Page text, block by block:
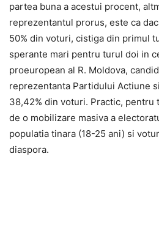
partea buna a acestui procent,
reprezentantul prorus, este ca
50% din voturi, cistiga din primul
sperante mari pentru turul doi in
proeuropean al R. Moldova,
reprezentanta Partidului Actiune
38,42% din voturi. Practic, pentru
de o mobilizare masiva a
populatia tinara (18-25 ani) si
diaspora.